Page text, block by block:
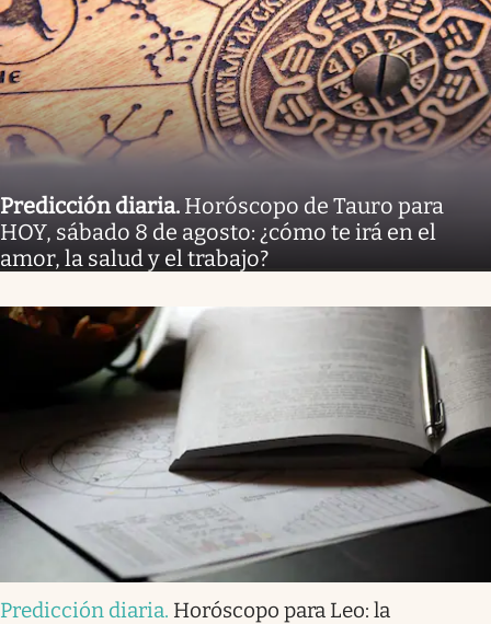
Predicción diaria. Horóscopo de Tauro para
HOY, sábado 8 de agosto: ¿cómo te irá en el
amor, la salud y el trabajo?
Predicción diaria. Horóscopo para Leo: la